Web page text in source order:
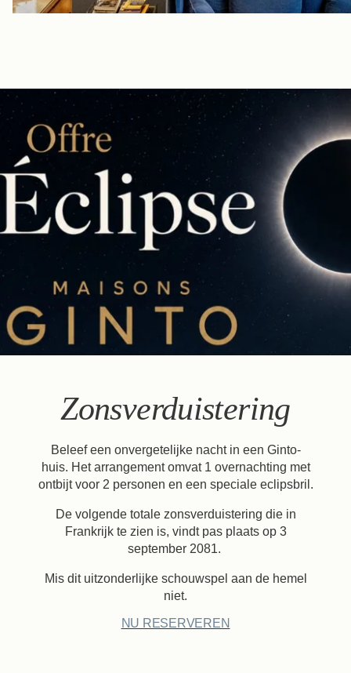
Zonsverduistering
Beleef een onvergetelijke nacht in een Ginto-
huis. Het arrangement omvat 1 overnachting met
ontbijt voor 2 personen en een speciale eclipsbril.
De volgende totale zonsverduistering die in
Frankrijk te zien is, vindt pas plaats op 3
september 2081.
Mis dit uitzonderlijke schouwspel aan de hemel
niet.
NU RESERVEREN